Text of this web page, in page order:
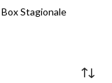
Box Stagionale